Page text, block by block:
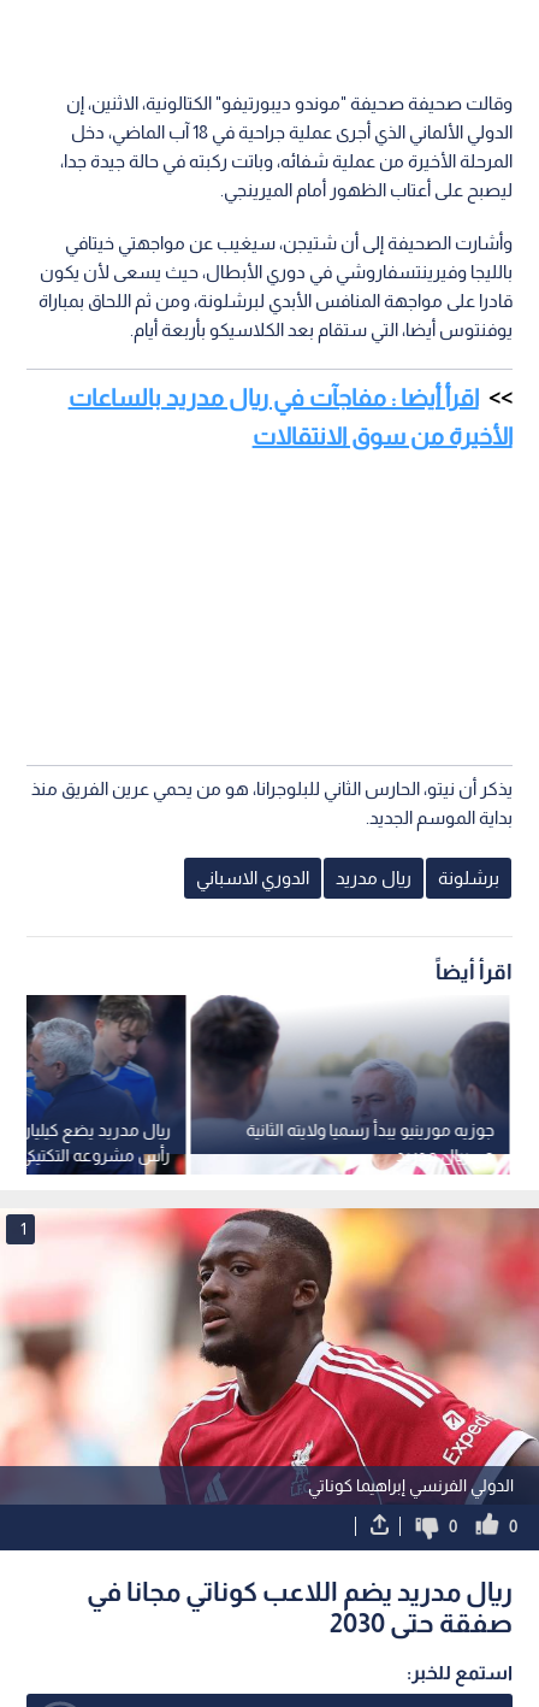
وقالت صحيفة صحيفة "موندو ديبورتيفو" الكتالونية، الاثنين، إن
الدولي الألماني الذي أجرى عملية جراحية في 18 آب الماضي، دخل
المرحلة الأخيرة من عملية شفائه، وباتت ركبته في حالة جيدة جدا،
ليصبح على أعتاب الظهور أمام الميرينجي.
وأشارت الصحيفة إلى أن شتيجن، سيغيب عن مواجهتي خيتافي
بالليجا وفيرينتسفاروشي في دوري الأبطال، حيث يسعى لأن يكون
قادرا على مواجهة المنافس الأبدي لبرشلونة، ومن ثم اللحاق بمباراة
يوفنتوس أيضا، التي ستقام بعد الكلاسيكو بأربعة أيام.
اقرأ أيضا : مفاجآت في ريال مدريد بالساعات
الأخيرة من سوق الانتقالات
يذكر أن نيتو، الحارس الثاني للبلوجرانا، هو من يحمي عرين الفريق منذ
بداية الموسم الجديد.
برشلونة ريال مدريد الدوري الاسباني
اقرأ أيضاً
ريال مدريد يضع كيليان
رأس مشروعه التكتيكي
جوزيه مورينيو يبدأ رسميا ولايته الثانية
مع ريال مدريد
الدولي الفرنسي إبراهيما كوناتي
1
0
0
ريال مدريد يضم اللاعب كوناتي مجانا في
صفقة حتى 2030
استمع للخبر: